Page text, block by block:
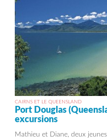
CAIRNS ET LE QUEENSLAND
Port Douglas
excursions
Mathieu et Diane, deux